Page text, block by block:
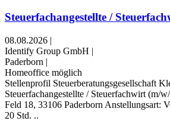
Steuerfachangestellte /
08.08.2026 |
Identify Group GmbH |
Paderborn |
Homeoffice möglich
Stellenprofil Steuerberatungsgesellschaft
Steuerfachangestellte / Steuerfachwirt (m/
Feld 18, 33106 Paderborn Anstellungsart:
20 Std. ..